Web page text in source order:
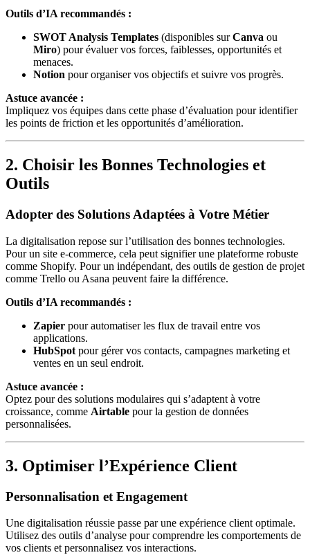
Outils d’IA recommandés :
SWOT Analysis Templates (disponibles surCanva ou
Miro) pour évaluer vos forces, faiblesses, opportunités et
menaces.
Notion pour organiser vos objectifs et suivre vos progrès.
Astuce avancée :
Impliquez vos équipes dans cette phase d’évaluation pour identifier
les points de friction et les opportunités d’amélioration.
2. Choisir les Bonnes Technologies et
Outils
Adopter des Solutions Adaptées à Votre Métier
La digitalisation repose sur l’utilisation des bonnes technologies.
Pour un site e-commerce, cela peut signifier une plateforme robuste
comme Shopify. Pour un indépendant, des outils de gestion de projet
comme Trello ou Asana peuvent faire la différence.
Outils d’IA recommandés :
Zapier pour automatiser les flux de travail entre vos
applications.
HubSpot pour gérer vos contacts, campagnes marketing et
ventes en un seul endroit.
Astuce avancée :
Optez pour des solutions modulaires qui s’adaptent à votre
croissance, comme Airtable pour la gestion de données
personnalisées.
3. Optimiser l’Expérience Client
Personnalisation et Engagement
Une digitalisation réussie passe par une expérience client optimale.
Utilisez des outils d’analyse pour comprendre les comportements de
vos clients et personnalisez vos interactions.